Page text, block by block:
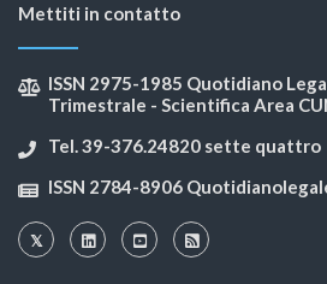
Mettiti in contatto
ISSN 2975-1985 Quotidiano
Trimestrale - Scientifica Area
Tel. 39-376.24820 sette quattro
ISSN 2784-8906